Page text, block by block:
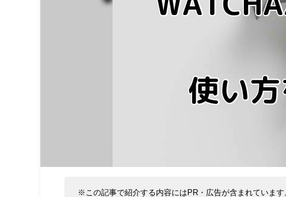
※この記事で紹介する内容にはPR・広告が含まれています